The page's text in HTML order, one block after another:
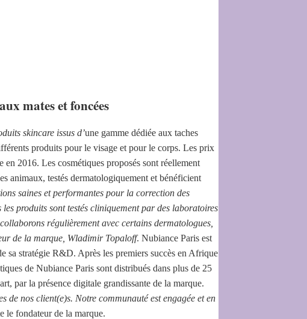
mates et foncées
skincare issus d’une gamme dédiée aux taches
produits pour le visage et pour le corps. Les prix
2016. Les cosmétiques proposés sont réellement
animaux, testés dermatologiquement et bénéficient
saines et performantes pour la correction des
produits sont testés cliniquement par des laboratoires
régulièrement avec certains dermatologues,
de la marque, Wladimir Topaloff. Nubiance Paris est
sa stratégie R&D. Après les premiers succès en Afrique
de Nubiance Paris sont distribués dans plus de 25
par la présence digitale grandissante de la marque.
de nos client(e)s. Notre communauté est engagée et en
le fondateur de la marque.